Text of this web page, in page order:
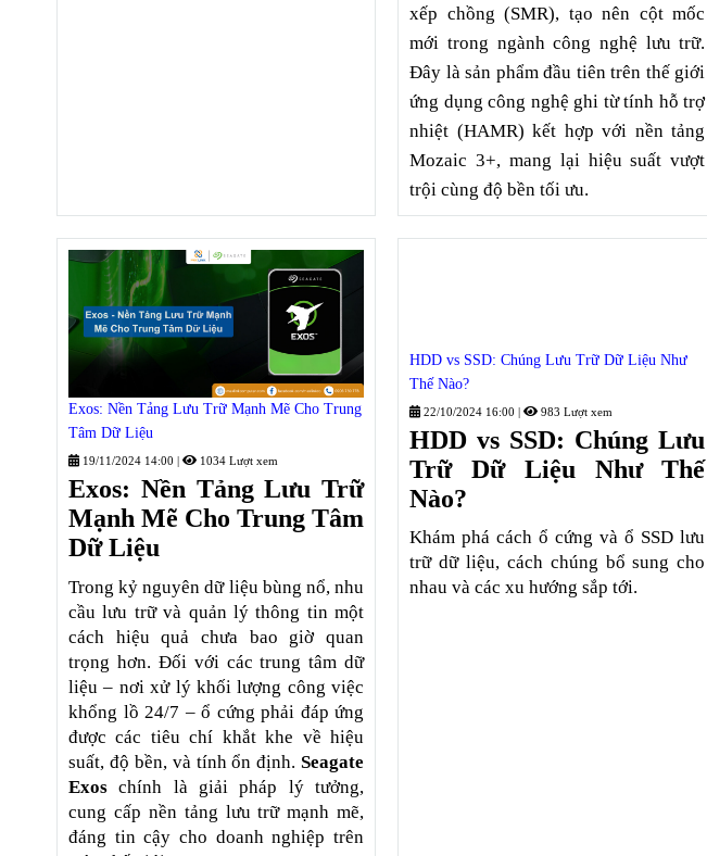
xếp chồng (SMR), tạo nên cột mốc
mới trong ngành công nghệ lưu trữ.
Đây là sản phẩm đầu tiên trên thế giới
ứng dụng công nghệ ghi từ tính hỗ trợ
nhiệt (HAMR) kết hợp với nền tảng
Mozaic 3+, mang lại hiệu suất vượt
trội cùng độ bền tối ưu.
Exos: Nền Tảng Lưu Trữ Mạnh Mẽ Cho Trung
Tâm Dữ Liệu
19/11/2024 14:00 | 1034 Lượt xem
Exos: Nền Tảng Lưu Trữ
Mạnh Mẽ Cho Trung Tâm
Dữ Liệu
Trong kỷ nguyên dữ liệu bùng nổ, nhu
cầu lưu trữ và quản lý thông tin một
cách hiệu quả chưa bao giờ quan
trọng hơn. Đối với các trung tâm dữ
liệu – nơi xử lý khối lượng công việc
khổng lồ 24/7 – ổ cứng phải đáp ứng
được các tiêu chí khắt khe về hiệu
suất, độ bền, và tính ổn định.Seagate
Exos chính là giải pháp lý tưởng,
cung cấp nền tảng lưu trữ mạnh mẽ,
đáng tin cậy cho doanh nghiệp trên
HDD vs SSD: Chúng Lưu Trữ Dữ Liệu Như
Thế Nào?
22/10/2024 16:00| 983 Lượt xem
HDD vs SSD: Chúng Lưu
Trữ Dữ Liệu Như Thế
Nào?
Khám phá cách ổ cứng và ổ SSD lưu
trữ dữ liệu, cách chúng bổ sung cho
nhau và các xu hướng sắp tới.